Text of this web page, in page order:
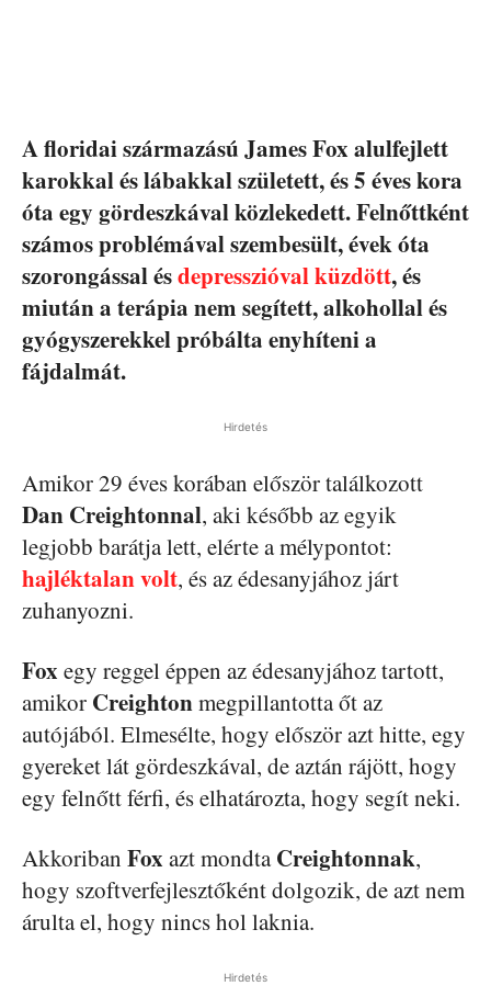
A floridai származású James Fox alulfejlett
karokkal és lábakkal született, és 5 éves kora
óta egy gördeszkával közlekedett. Felnőttként
számos problémával szembesült, évek óta
szorongással ésdepresszióval küzdött, és
miután a terápia nem segített, alkohollal és
gyógyszerekkel próbálta enyhíteni a
fájdalmát.
Hirdetés
Amikor 29 éves korában először találkozott
Dan Creightonnal, aki később az egyik
legjobb barátja lett, elérte a mélypontot:
hajléktalan volt, és az édesanyjához járt
zuhanyozni.
Fox egy reggel éppen az édesanyjához tartott,
amikor Creightonmegpillantotta őt az
autójából. Elmesélte, hogy először azt hitte, egy
gyereket lát gördeszkával, de aztán rájött, hogy
egy felnőtt férfi, és elhatározta, hogy segít neki.
Akkoriban Fox azt mondtaCreightonnak,
hogy szoftverfejlesztőként dolgozik, de azt nem
árulta el, hogy nincs hol laknia.
Hirdetés